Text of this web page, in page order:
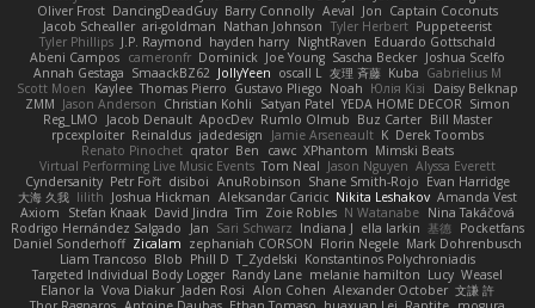
Oliver Frost DancingDeadGuy Barry Connolly Aeval Jon Captain Coconuts
Jacob Schealler ari-goldman Nathan Johnson Tyler Herbert Puppeteerist
Tyler Phillips J.P. Raymond hayden harry NightRaven Eduardo Gottschald
Abeni Campos cameronfr Dominick Joe Young Sascha Becker Joshua Scelfo
Annah Gestaga SmaackBZ62 JollyYeen oscall L 友理 斉藤 Kuba Gabrielius M
Scott Moen
Kaylee Thomas Pierro Gustavo Pliego Noah Юлія Кізі
Daisy Belknap
ZMM Jason Anderson Christian Kohli Satyan Patel YEDA HOME DECOR Simon
Reg_LMO
Jacob Denault ApocDev Rumlo Olmub Buz Carter Bill Master
rpcexploiter Reinaldus jadedesign Jamie Arseneault K Derek Toombs
Renato Pinochet qrator Ben cawc XPhantom Mimski Beats
Virtual Performing Live Music Events Tom Neal Jason Nguyen Alyssa Everett
Cyndersanity Petr Fořt disiboi AnuRobinson Shane Smith-Rojo Evan Harridge
大海 久我 lilith Joshua Hickman Aleksandar Caricic Nikita Leshakov Amanda Vest
Axiom
Stefan Knaak David Jindra Tim Zoie Robles N Watanabe Nina Takáčová
Rodrigo Hernández Salgado
Jan Sari Schwarz Indiana J ella larkin 基德 Pocketfans
Daniel Sonderhoff Zicalam zephaniah CORSON Florin Negele Mark Dohrenbusch
Liam Trancoso Blob Phill D T_Zydelski Konstantinos Polychroniadis
Targeted Individual Body Logger Randy Lane melanie hamilton Lucy Weasel
Elanor la Vova Diakur Jaden Rosi Alon Cohen Alexander October 文謙 許